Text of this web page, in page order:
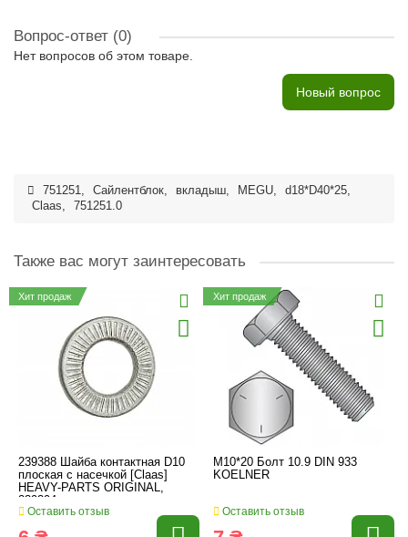
Вопрос-ответ (0)
Нет вопросов об этом товаре.
Новый вопрос
751251, Сайлентблок, вкладыш, MEGU, d18*D40*25,
Claas, 751251.0
Также вас могут заинтересовать
Хит продаж
239388 Шайба контактная D10
плоская с насечкой [Claas]
HEAVY-PARTS ORIGINAL,
239394
Оставить отзыв
Хит продаж
M10*20 Болт 10.9 DIN 933
KOELNER
Оставить отзыв